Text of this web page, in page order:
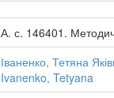
А. с. 146401.
Іваненко, Тетяна
Ivanenko, Tetyana